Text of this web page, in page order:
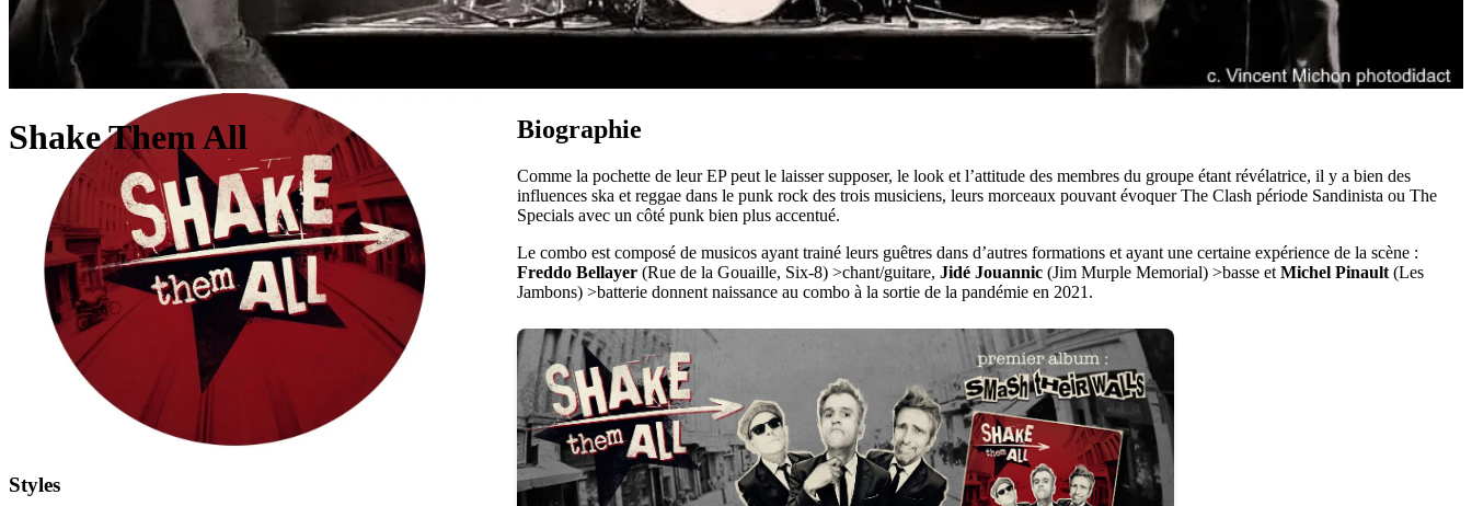
Shake Them All
Styles
Biographie
Comme la pochette de leur EP peut le laisser supposer, le look et l’attitude des membres du groupe étant révélatrice, il y a bien des
influences ska et reggae dans le punk rock des trois musiciens, leurs morceaux pouvant évoquer The Clash période Sandinista ou The
Specials avec un côté punk bien plus accentué.
Le combo est composé de musicos ayant trainé leurs guêtres dans d’autres formations et ayant une certaine expérience de la scène :
Freddo Bellayer (Rue de la Gouaille, Six-8) >chant/guitare, Jidé Jouannic (Jim Murple Memorial) >basse et Michel Pinault (Les
Jambons) >batterie donnent naissance au combo à la sortie de la pandémie en 2021.